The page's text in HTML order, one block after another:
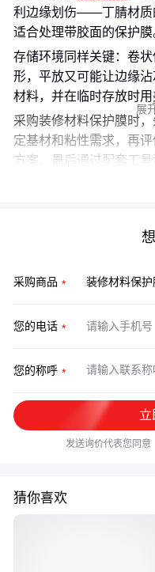
利边缘划伤——丁腈材质
适合处理带胶面的保护膜
存储环境同样关键：卷
形，平放又可能让边缘沾
材料，并在临时存放时用
采购装修材料保护膜时
定基材和粘性需求，再
方案，最后通过配套工
展
采购商品
您的电话
您的称呼
立
发送询价代表您同意
猜你喜欢